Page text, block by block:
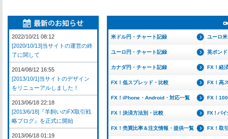
米ドル円・チャート記録 ユーロ
ユーロ円・チャート記録 英ポン
カナダ円・チャート記録 FX！経
FX！低スプレッド・比較 FX！高
FX！iPhone・Android・対応一覧 FX！
FX！決済方法別・比較 FX！バイ
FX！売買比率＆注文情報・提供一覧 FX！取
2022/10/21 08:12
[2020/10/13]当サイトの運営の終
了に関して
2014/08/12 16:55
[2013/10/1]当サイトのデザイン
をリニューアルしました！
2013/06/18 22:18
[2013/6/18]『羊飼いのFX取引戦
略ブログ』を正式に開始
2013/06/18 01:19